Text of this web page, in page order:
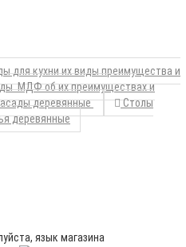
для кухни их виды преимущества и
МДФ об их преимуществах и
деревянные
Столы
деревянные
язык магазина